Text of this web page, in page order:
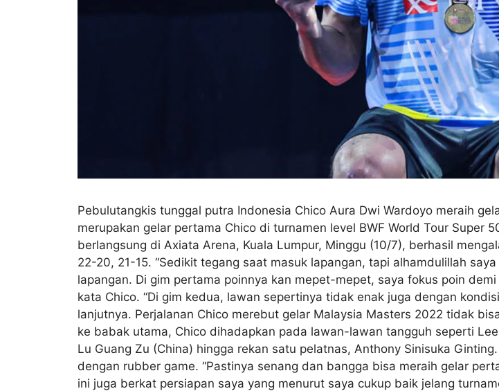
Pebulutangkis tunggal putra Indonesia Chico Aura Dwi Wardoyo meraih
merupakan gelar pertama Chico di turnamen level BWF World Tour Super
berlangsung di Axiata Arena, Kuala Lumpur, Minggu (10/7), berhasil
22-20, 21-15. “Sedikit tegang saat masuk lapangan, tapi alhamdulillah
lapangan. Di gim pertama poinnya kan mepet-mepet, saya fokus poin
kata Chico. “Di gim kedua, lawan sepertinya tidak enak juga dengan
lanjutnya. Perjalanan Chico merebut gelar Malaysia Masters 2022 tidak
ke babak utama, Chico dihadapkan pada lawan-lawan tangguh seperti
Lu Guang Zu (China) hingga rekan satu pelatnas, Anthony Sinisuka
dengan rubber game. “Pastinya senang dan bangga bisa meraih gelar
ini juga berkat persiapan saya yang menurut saya cukup baik jelang